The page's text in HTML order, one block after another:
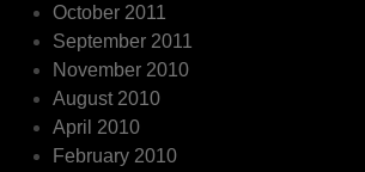
October 2011
September 2011
November 2010
August 2010
April 2010
February 2010